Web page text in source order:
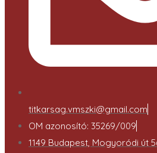
titkarsag.vmszki@gmail.com
OM azonosító: 35269/009
1149 Budapest, Mogyoródi út